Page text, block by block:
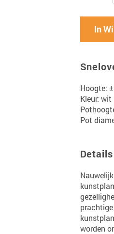
In
Hoogte:
Kleur: wit
Pot
Details
worden